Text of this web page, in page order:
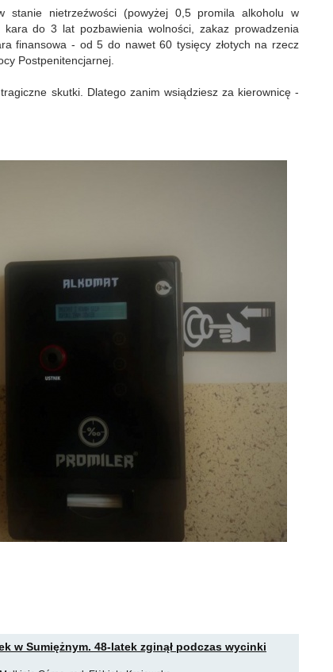
stanie nietrzeźwości (powyżej 0,5 promila alkoholu w
do 3 lat pozbawienia wolności, zakaz prowadzenia
finansowa - od 5 do nawet 60 tysięcy złotych na rzecz
Postpenitencjarnej.
skutki. Dlatego zanim wsiądziesz za kierownicę -
w Sumiężnym. 48-latek zginął podczas wycinki